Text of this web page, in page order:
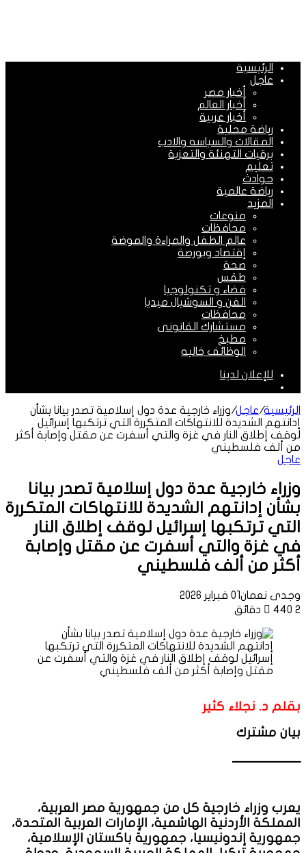
الرئيسية
عاجل
أخبار مصر
أخبار العالم
أخبار عربية
رياضة محلية
المقالات والسياسه والادب
برقيات التهنئة والتعزية
تعليم
حوادث
رياضة عالمية
المزيد
منوعات
محافظات
عالم الطفل والمراءة والموضة
إقتصاد وبورصة
صحة
طقس
فضاء و تكنولوجيا
الفن و السوشيال ميديا
محافظات
مستشارك القانونى
مطبخ
الوظائف خاليه
للإعلان لدينا
الرئيسية/عاجل/وزراء خارجية عدة دول إسلامية تصدر بيانا بشأن
إدانتهم الشديدة للانتهاكات المتكررة التي ترتكبها إسرائيل
لوقف إطلاق النار في غزة والتي أسفرت عن مقتل وإصابة أكثر
من ألف فلسطيني
عاجل
وزراء خارجية عدة دول إسلامية تصدر بيانا
بشأن إدانتهم الشديدة للانتهاكات المتكررة
التي ترتكبها إسرائيل لوقف إطلاق النار
في غزة والتي أسفرت عن مقتل وإصابة
أكثر من ألف فلسطيني
وجدى نعمان01 فبراير 2026
440 2 دقائق
بقلم د. نجلاء كثير
بيان مشترك
ـــــــــــــــــــــــــ
يعرب وزراء خارجية كل من جمهورية مصر العربية،
المملكة الأردنية الهاشمية، الإمارات العربية المتحدة،
جمهورية إندونيسيا، جمهورية باكستان الإسلامية،